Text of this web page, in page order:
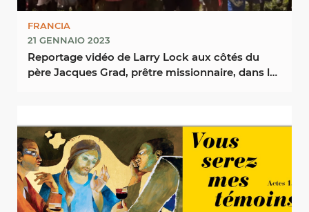
FRANCIA
21 GENNAIO 2023
Reportage vidéo de Larry Lock aux côtés du
père Jacques Grad, prêtre missionnaire, dans les